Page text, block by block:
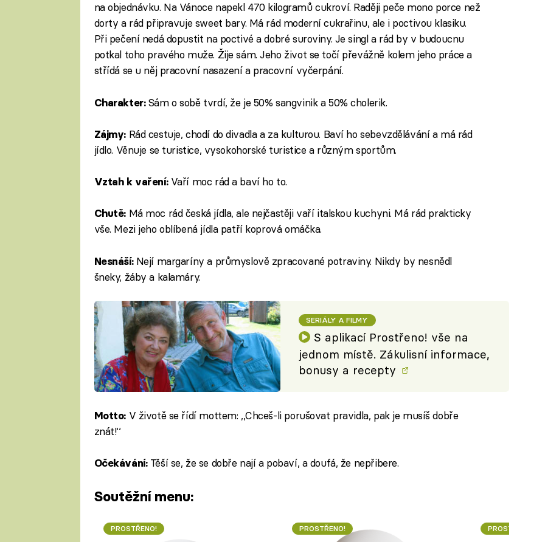
na objednávku. Na Vánoce napekl 470 kilogramů cukroví. Raději peče mono porce než
dorty a rád připravuje sweet bary. Má rád moderní cukrařinu, ale i poctivou klasiku.
Při pečení nedá dopustit na poctivé a dobré suroviny. Je singl a rád by v budoucnu
potkal toho pravého muže. Žije sám. Jeho život se točí převážně kolem jeho práce a
střídá se u něj pracovní nasazení a pracovní vyčerpání.
Charakter:Sám o sobě tvrdí, že je 50% sangvinik a 50% cholerik.
Zájmy:Rád cestuje, chodí do divadla a za kulturou. Baví ho sebevzdělávání a má rád
jídlo. Věnuje se turistice, vysokohorské turistice a různým sportům.
Vztah k vaření:Vaří moc rád a baví ho to.
Chutě:Má moc rád česká jídla, ale nejčastěji vaří italskou kuchyni. Má rád prakticky
vše. Mezi jeho oblíbená jídla patří koprová omáčka.
Nesnáší:Nejí margaríny a průmyslově zpracované potraviny. Nikdy by nesnědl
šneky, žáby a kalamáry.
SERIÁLY A FILMY
S aplikací Prostřeno! vše na
jednom místě. Zákulisní informace,
bonusy a recepty
Motto:V životě se řídí mottem: ,,Chceš-li porušovat pravidla, pak je musíš dobře
znát!‘‘
Očekávání:Těší se, že se dobře nají a pobaví, a doufá, že nepřibere.
Soutěžní menu:
PROSTŘENO! PROSTŘENO! PROSTŘENO!